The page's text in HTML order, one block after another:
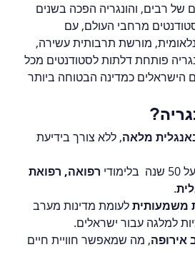
של רבים, והונגריה הפכה בשנים
מרחבי העולם, עם
מורשת תרבותית עשירה,
פותחת דלתות לסטודנטים מכל
הישראלים כמדינה הבטוחה ביותר
מלאה, ללא צורך בידיעת
רפואה, רפואת
.
משמעותית לעומת מדינות מערב
למלגה עבור ישראלים.
אירופה, מה שמאפשר חוויית חיים